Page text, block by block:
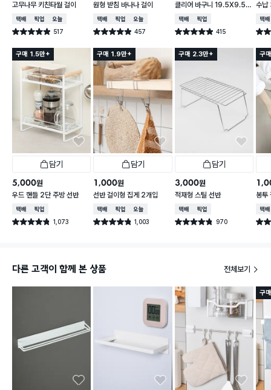
고무나무 키친타월 걸이
택배배송매장픽업오늘배송
별점 4.9점 517
건 작성
원형 받침 바나나 걸이
택배배송매장픽업오늘배송
별점 4.9점 457
건 작성
클리어 바구니 19.5X9.5X
6.2cm
택배배송매장픽업
별점 4.9점 415
건 작성
수
택배
별점
구매 1.5만+
담기
5,000원
우드 핸들 2단 주방 선반
택배배송매장픽업
별점 4.8점 1,073
건 작성
구매 1.9만+
담기
1,000원
선반 걸이형 집게 2개입
택배배송매장픽업오늘배송
별점 4.8점 1,003
건 작성
구매 2.3만+
담기
3,000원
적재형 스틸 선반
택배배송매장픽업
별점 4.8점 970
건 작성
구
봉투
택배
별점
다른 고객이 함께 본 상품 전체보기
구